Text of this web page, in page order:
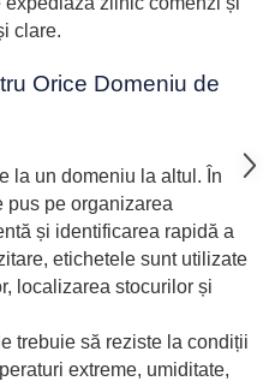
clare.
Orice Domeniu de
la un domeniu la altul. În
pus pe organizarea
și identificarea rapidă a
etichetele sunt utilizate
localizarea stocurilor și
trebuie să reziste la condiții
extreme, umiditate,